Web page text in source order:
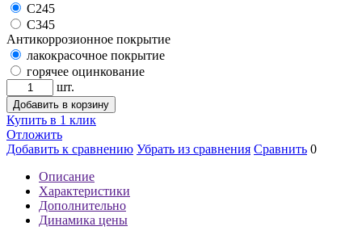
С245
С345
Антикоррозионное покрытие
лакокрасочное покрытие
горячее оцинкование
шт.
Добавить в корзину
Купить в 1 клик
Отложить
Добавить к сравнению Убрать из сравнения Сравнить 0
Описание
Характеристики
Дополнительно
Динамика цены